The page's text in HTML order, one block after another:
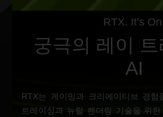
RTX. It’s On.
궁극의 레이
AI
RTX는 게이밍과 크리에이티브 경험
트레이싱과 뉴럴 렌더링 기술을 위